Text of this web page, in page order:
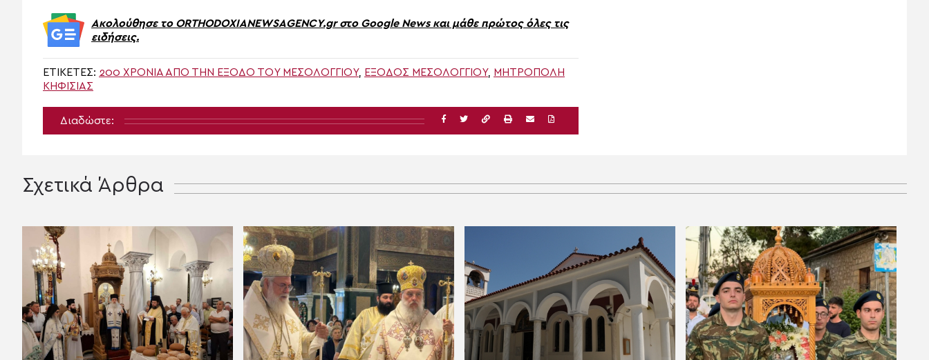
Ακολούθησε το ORTHODOXIANEWSAGENCY.gr στο Google News και μάθε πρώτος όλες τις
ειδήσεις.
ΕΤΙΚΈΤΕΣ: 200 ΧΡΌΝΙΑ ΑΠΌ ΤΗΝ ΈΞΟΔΟ ΤΟΥ ΜΕΣΟΛΟΓΓΊΟΥ, ΈΞΟΔΟΣ ΜΕΣΟΛΟΓΓΊΟΥ, ΜΗΤΡΟΠΟΛΗ
ΚΗΦΙΣΙΑΣ
Διαδώστε:
Σχετικά Άρθρα